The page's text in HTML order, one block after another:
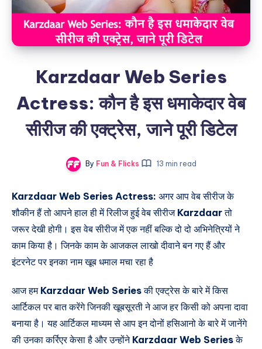
Karzdaar Web Series
Actress: कौन है इस धमाकेदार वेब
सीरीज की एक्ट्रेस, जाने पूरी डिटेल
By Fun & Flicks 13 min read
Karzdaar Web Series Actress: अगर आप वेब सीरीज के
शौकीन हैं तो आपने हाल ही में रिलीज हुई वेब सीरीज Karzdaarतो
जरूर देखी होगी। इस वेब सीरीज में एक नहीं बल्कि दो दो अभिनेत्रियों ने
काम किया है। जिनके काम के आजकल लाखो दीवाने बन गए हैं और
इंटरनेट पर इनका नाम खूब धमाल मचा रहा है
आज हम Karzdaar Web Seriesकी एक्ट्रेस के बारे में किस
आर्टिकल पर बात करेंगे जिनकी खूबसूरती ने आज हर किसी को अपना दावा
बनाया है। यह आर्टिकल माध्यम से आप इन दोनों हसिआनो के बारे में जानेंगे
की उनका कर्रिएर केसा है और उन्होंने Karzdaar Web Seriesके